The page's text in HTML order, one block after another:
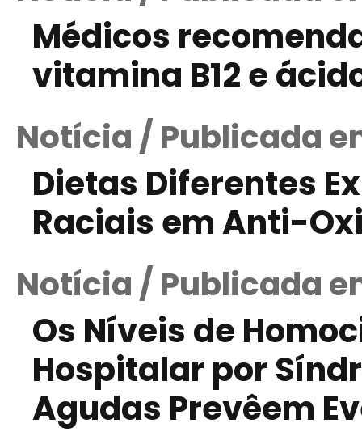
Médicos
vitamina B12 e
Notícia / Publicada
Dietas Diferentes
Raciais em Anti-
Notícia / Publicada
Os Níveis de
Hospitalar por
Agudas Prevêem